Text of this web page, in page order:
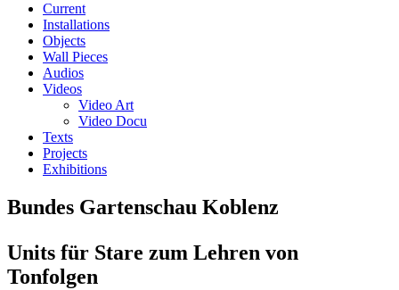
Current
Installations
Objects
Wall Pieces
Audios
Videos
Video Art
Video Docu
Texts
Projects
Exhibitions
Bundes Gartenschau Koblenz
Units für Stare zum Lehren von
Tonfolgen